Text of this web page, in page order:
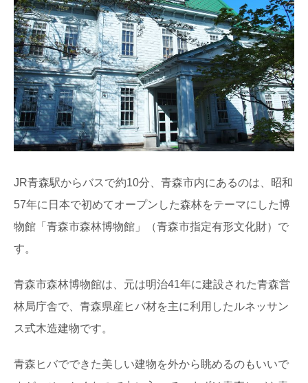
JR青森駅からバスで約10分、青森市内にあるのは、昭和
57年に日本で初めてオープンした森林をテーマにした博
物館「青森市森林博物館」（青森市指定有形文化財）で
す。
青森市森林博物館は、元は明治41年に建設された青森営
林局庁舎で、青森県産ヒバ材を主に利用したルネッサン
ス式木造建物です。
青森ヒバでできた美しい建物を外から眺めるのもいいで